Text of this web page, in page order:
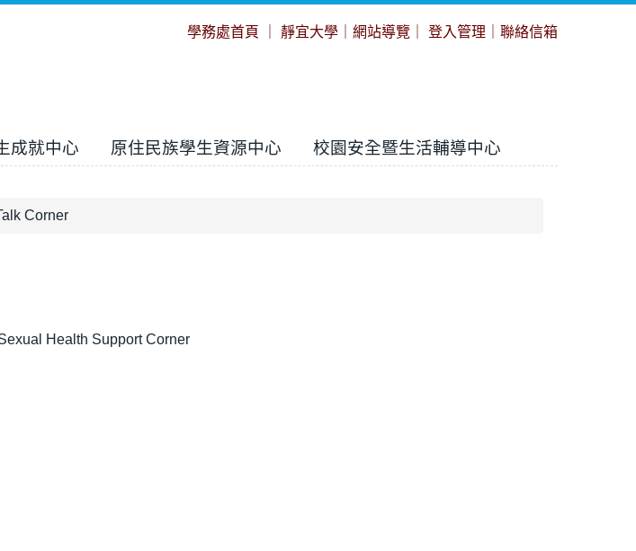
學務處首頁 靜宜大學 網站導覽 登入管理 聯絡信箱
成就中心 原住民族學生資源中心 校園安全暨生活輔導中心
Corner
Health Support Corner